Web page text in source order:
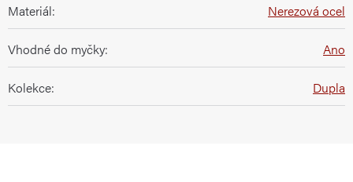
Materiál: Nerezová ocel
Vhodné do myčky: Ano
Kolekce: Dupla